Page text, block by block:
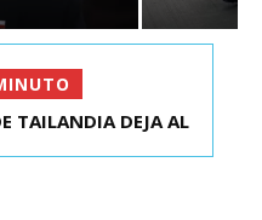
AHORA ES HACER
TAILANDIA DEJA AL